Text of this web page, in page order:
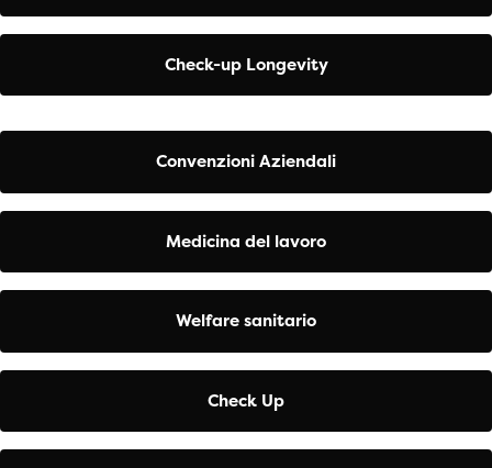
Check-up Longevity
Convenzioni Aziendali
Medicina del lavoro
Welfare sanitario
Check Up